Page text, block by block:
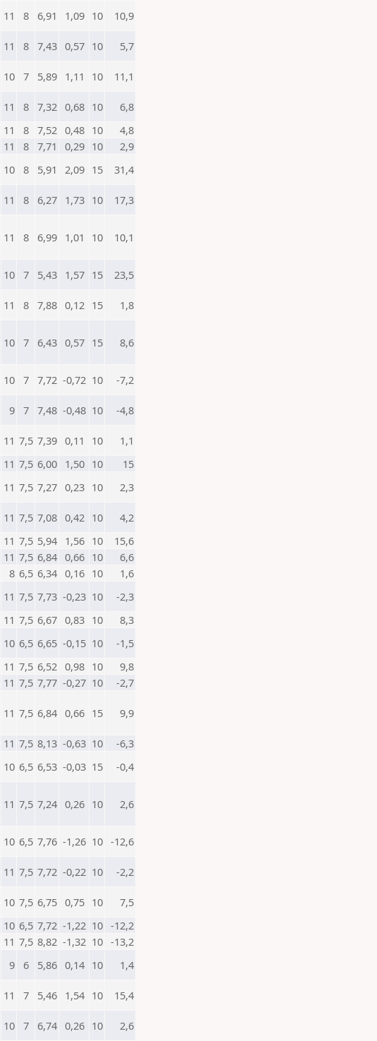
11 8 6,91 1,09 10 10,9
11 8 7,43 0,57 10 5,7
10 7 5,89 1,11 10 11,1
11 8 7,32 0,68 10
6,8
11 8 7,52 0,48 10
4,8
11 8 7,71 0,29 10
2,9
10 8 5,91 2,09 15 31,4
11 8 6,27 1,73 10 17,3
11 8 6,99 1,01 10 10,1
10 7 5,43 1,57 15 23,5
11 8 7,88 0,12 15 1,8
10 7 6,43 0,57 15 8,6
10 7 7,72 -0,72 10 -7,2
9 7 7,48 -0,48 10 -4,8
11 7,5 7,39 0,11 10
1,1
11 7,5 6,00 1,50 10
15
11 7,5 7,27 0,23 10 2,3
11 7,5 7,08 0,42 10
4,2
11 7,5 5,94 1,56 10
15,6
11 7,5 6,84 0,66 10
6,6
8 6,5 6,34 0,16 10
1,6
11 7,5 7,73 -0,23 10
-2,3
11 7,5 6,67 0,83 10
8,3
10 6,5 6,65 -0,15 10
-1,5
11 7,5 6,52 0,98 10
9,8
11 7,5 7,77 -0,27 10 -2,7
11 7,5 6,84 0,66 15 9,9
11 7,5 8,13 -0,63 10
-6,3
10 6,5 6,53 -0,03 15 -0,4
11 7,5 7,24 0,26 10 2,6
10 6,5 7,76 -1,26 10 -12,6
11 7,5 7,72 -0,22 10 -2,2
10 7,5 6,75 0,75 10
7,5
10 6,5 7,72 -1,22 10 -12,2
11 7,5 8,82 -1,32 10 -13,2
9 6 5,86 0,14 10 1,4
11 7 5,46 1,54 10 15,4
10 7 6,74 0,26 10
2,6